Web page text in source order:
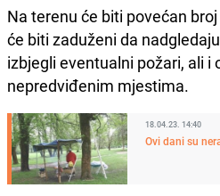
Na terenu će biti povećan
će biti zaduženi da
izbjegli eventualni požari, ali i
nepredviđenim mjestima.
18.04.23. 14:40
Ovi dani su